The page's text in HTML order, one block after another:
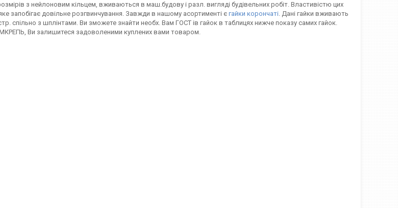
з нейлоновим кільцем, вживаються в маш.будову і разл. вигляді будівельних робіт. Властивістю цих
запобігає довільне розгвинчування. Завжди в нашому асортименті є гайки корончаті. Дані гайки вживають
спільно з шплінтами. Ви зможете знайти необх. Вам ГОСТ ів гайок в таблицях нижче показу самих гайок.
Ви залишитеся задоволеними куплених вами товаром.